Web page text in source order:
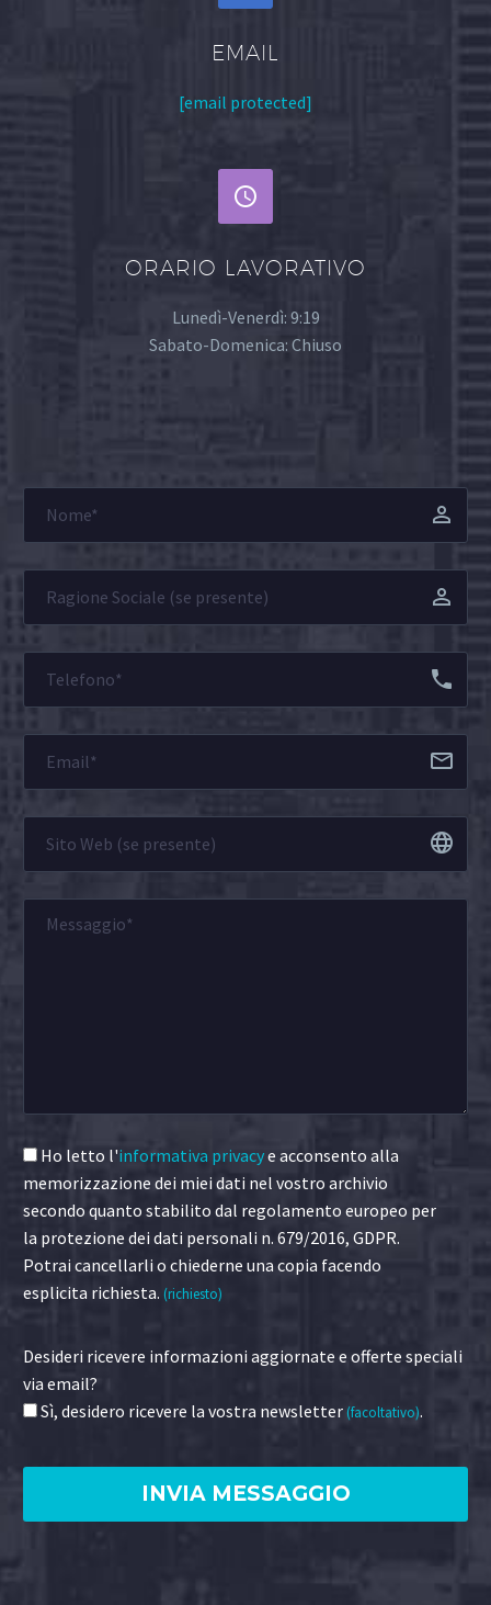
EMAIL
[email protected]


ORARIO LAVORATIVO
Lunedì-Venerdì: 9:19
Sabato-Domenica: Chiuso
Ho letto l'informativa privacye acconsento alla
memorizzazione dei miei dati nel vostro archivio
secondo quanto stabilito dal regolamento europeo per
la protezione dei dati personali n. 679/2016, GDPR.
Potrai cancellarli o chiederne una copia facendo
esplicita richiesta. (richiesto)
Desideri ricevere informazioni aggiornate e offerte speciali
via email?
Sì, desidero ricevere la vostra newsletter(facoltativo).